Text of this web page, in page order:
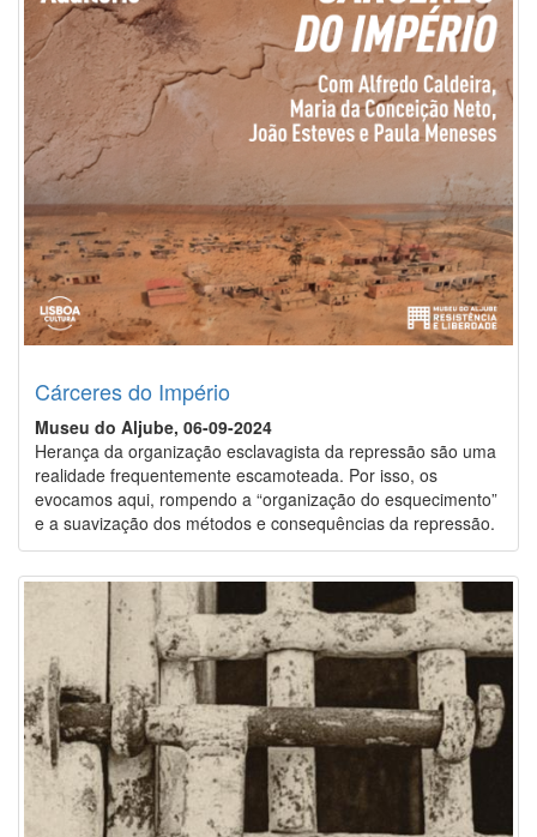
Cárceres do Império
Museu do Aljube, 06-09-2024
Herança da organização esclavagista da repressão são uma
realidade frequentemente escamoteada. Por isso, os
evocamos aqui, rompendo a “organização do esquecimento”
e a suavização dos métodos e consequências da repressão.